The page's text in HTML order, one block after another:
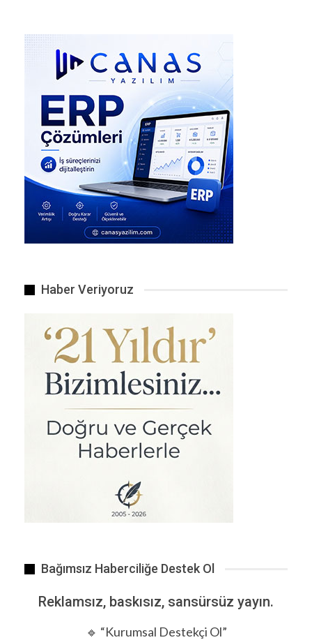
Ana gündem maddesi milyonların heyecanla beklediği asgari…
Bilgi paylaşıldığı sürece bilgidir. Aksi halde bilgi olamaz.
Yüz tanıma sistemi uygulaması, artık daha güvenli olacak.
Haber Veriyoruz
Bağımsız Haberciliğe Destek Ol
Reklamsız, baskısız, sansürsüz yayın.
🔹 “Kurumsal Destekçi Ol”